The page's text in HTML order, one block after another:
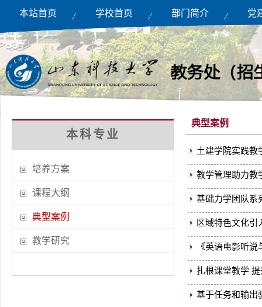
本站首页 学校首页 部门简介 党
本科专业
培养方案
课程大纲
典型案例
教学研究
典型案例
土建学院实践教
教学管理助力教
基础力学团队系
区域特色文化引
《英语电影听
扎根课堂教学
基于任务和输出